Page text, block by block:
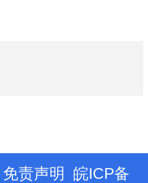
免责声明
皖ICP备